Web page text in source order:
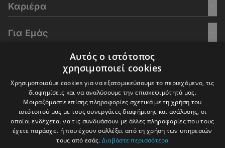
Καριέρα
Για Εμάς
E-Learning
© 2016-2026 In Deep Analysis - All rights reserved.
Αυτός ο ιστότοπος
χρησιμοποιεί cookies
Χρησιμοποιούμε cookies για να εξατομικεύσουμε το περιεχόμενο, τις
διαφημίσεις και να αναλύσουμε την επισκεψιμότητά μας.
Μοιραζόμαστε επίσης πληροφορίες σχετικά με τη χρήση του
ιστότοπού μας με τους συνεργάτες διαφήμισης και ανάλυσης, οι
οποίοι ενδέχεται να τις συνδυάσουν με άλλες πληροφορίες που τους
έχετε παράσχει ή που έχουν συλλέξει από τη χρήση των υπηρεσιών
τους από εσάς. Διαβάστε περισσότερα